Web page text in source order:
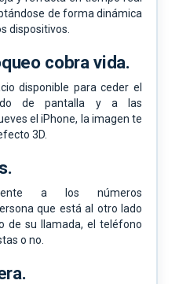
de forma dinámica
dispositivos.
cobra vida.
disponible para ceder el
de pantalla y a las
el iPhone, la imagen te
3D.
a los números
que está al otro lado
de su llamada, el teléfono
o no.